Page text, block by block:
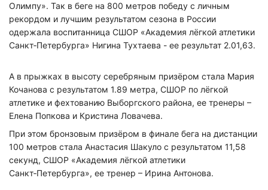
Олимпу». Так в беге на 800 метров победу с личным
рекордом и лучшим результатом сезона в России
одержала воспитанница СШОР «Академия лёгкой атлетики
Санкт‑Петербурга» Нигина Тухтаева - ее результат 2.01,63.
А в прыжках в высоту серебряным призёром стала Мария
Кочанова с результатом 1.89 метра, СШОР по лёгкой
атлетике и фехтованию Выборгского района, ее тренеры –
Елена Попкова и Кристина Ловачева.
При этом бронзовым призёром в финале бега на дистанции
100 метров стала Анастасия Шакуло с результатом 11,58
секунд, СШОР «Академия лёгкой атлетики
Санкт‑Петербурга», ее тренер – Ирина Антонова.